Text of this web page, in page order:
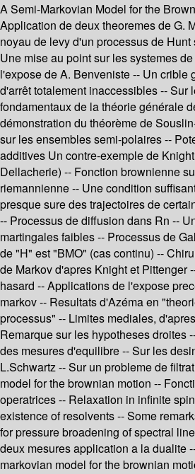
A Semi-Markovian Model for the
Application de deux theoremes de G.
noyau de levy d'un processus de
Une mise au point sur les systemes
l'expose de A. Benveniste -- Un crible
d'arrêt totalement inaccessibles -- Sur
fondamentaux de la théorie générale
démonstration du théorème de
sur les ensembles semi-polaires --
additives Un contre-exemple de
Dellacherie) -- Fonction brownienne
riemannienne -- Une condition
presque sure des trajectoires de
-- Processus de diffusion dans Rn --
martingales faibles -- Processus de
de "H" est "BMO" (cas continu) --
de Markov d'apres Knight et Pittenger
hasard -- Applications de l'expose
markov -- Resultats d'Azéma en
processus" -- Limites mediales,
Remarque sur les hypotheses droites
des mesures d'equilibre -- Sur les
L.Schwartz -- Sur un probleme de
model for the brownian motion --
operatrices -- Relaxation in infinite
existence of resolvents -- Some
for pressure broadening of spectral
deux mesures application a la dualite
markovian model for the brownian